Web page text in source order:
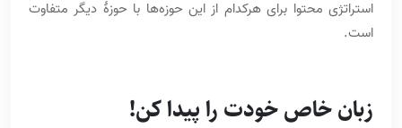
استراتژی محتوا برای هرکدام از این حوزه‌ها با حوزۀ دیگر متفاوت
است.
زبان خاص خودت را پیدا کن!